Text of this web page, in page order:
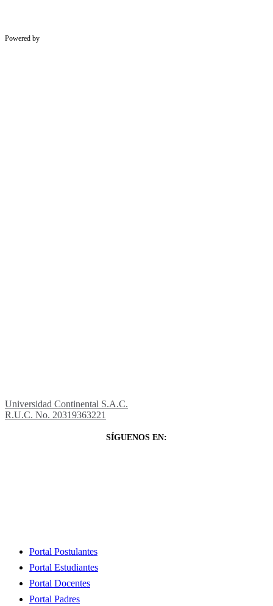
Powered by
Universidad Continental S.A.C.
R.U.C. No. 20319363221
SÍGUENOS EN:
Close
Portal Postulantes
Portal Estudiantes
Portal Docentes
Portal Padres